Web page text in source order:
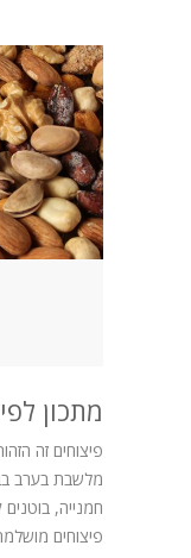
עיקריות
קינוחים
בלוג
מתכון
פיצוחים זה
מלשבת בערב
חמנייה,
פיצוחים